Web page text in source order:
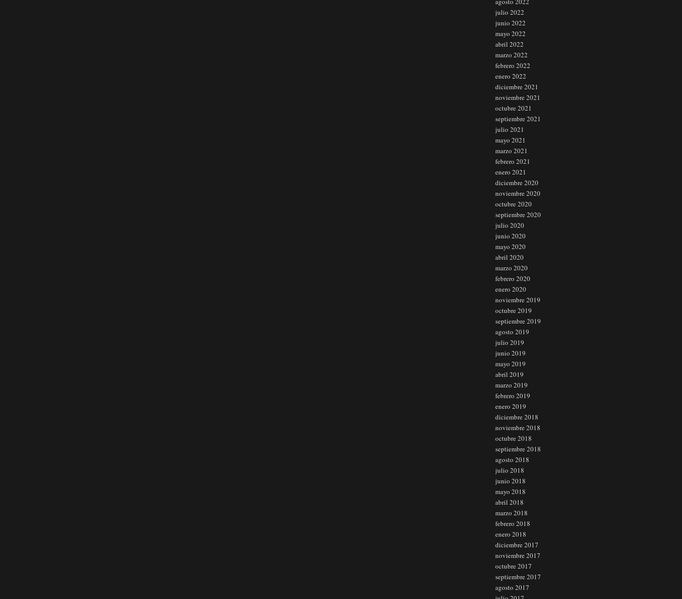
julio 2022
junio 2022
mayo 2022
abril 2022
marzo 2022
febrero 2022
enero 2022
diciembre 2021
noviembre 2021
octubre 2021
septiembre 2021
julio 2021
mayo 2021
marzo 2021
febrero 2021
enero 2021
diciembre 2020
noviembre 2020
octubre 2020
septiembre 2020
julio 2020
junio 2020
mayo 2020
abril 2020
marzo 2020
febrero 2020
enero 2020
noviembre 2019
octubre 2019
septiembre 2019
agosto 2019
julio 2019
junio 2019
mayo 2019
abril 2019
marzo 2019
febrero 2019
enero 2019
diciembre 2018
noviembre 2018
octubre 2018
septiembre 2018
agosto 2018
julio 2018
junio 2018
mayo 2018
abril 2018
marzo 2018
febrero 2018
enero 2018
diciembre 2017
noviembre 2017
octubre 2017
septiembre 2017
agosto 2017